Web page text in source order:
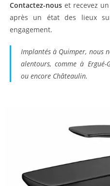
Contactez-nous et recevez
après un état des lieux
engagement.
Implantés à Quimper, nous
alentours, comme à Ergué-
ou encore Châteaulin.